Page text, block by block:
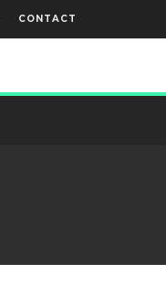
CONTACT